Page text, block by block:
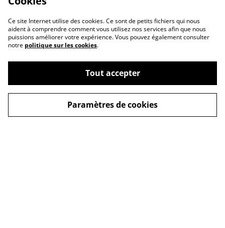
Contact Us
Legal Terms
Ce site Internet utilise des cookies. Ce sont de petits fichiers qui nous
aident à comprendre comment vous utilisez nos services afin que nous
puissions améliorer votre expérience. Vous pouvez également consulter
notre politique sur les cookies.
Tout accepter
Paramètres de cookies